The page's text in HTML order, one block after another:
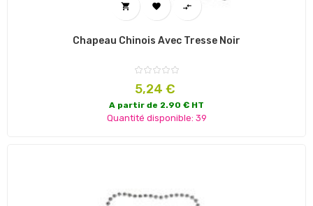
  
Chapeau Chinois Avec Tresse Noir
Prix
5,24 €
A partir de 2.90 € HT
Quantité disponible: 39